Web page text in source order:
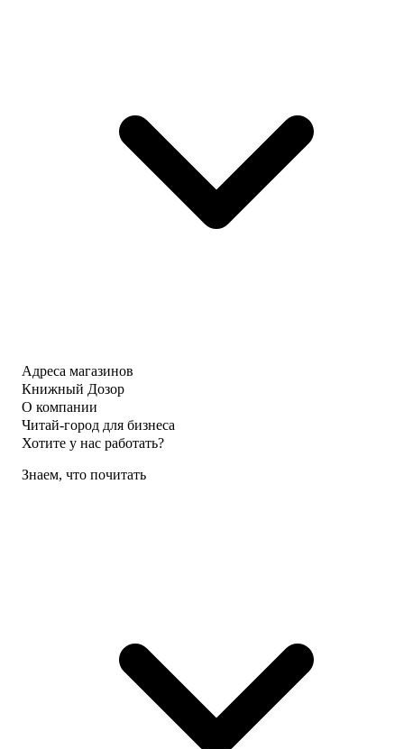
Адреса магазинов
Книжный Дозор
О компании
Читай-город для бизнеса
Хотите у нас работать?
Знаем, что почитать